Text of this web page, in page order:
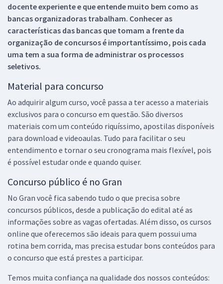
docente experiente e que entende muito bem como as
bancas organizadoras trabalham. Conhecer as
características das bancas que tomam a frente da
organização de concursos é importantíssimo, pois cada
uma tem a sua forma de administrar os processos
seletivos.
Material para concurso
Ao adquirir algum curso, você passa a ter acesso a materiais
exclusivos para o concurso em questão. São diversos
materiais com um conteúdo riquíssimo, apostilas disponíveis
para download e videoaulas. Tudo para facilitar o seu
entendimento e tornar o seu cronograma mais flexível, pois
é possível estudar onde e quando quiser.
Concurso público é no Gran
No Gran você fica sabendo tudo o que precisa sobre
concursos públicos, desde a publicação do edital até as
informações sobre as vagas ofertadas. Além disso, os cursos
online que oferecemos são ideais para quem possui uma
rotina bem corrida, mas precisa estudar bons conteúdos para
o concurso que está prestes a participar.
Temos muita confiança na qualidade dos nossos conteúdos: